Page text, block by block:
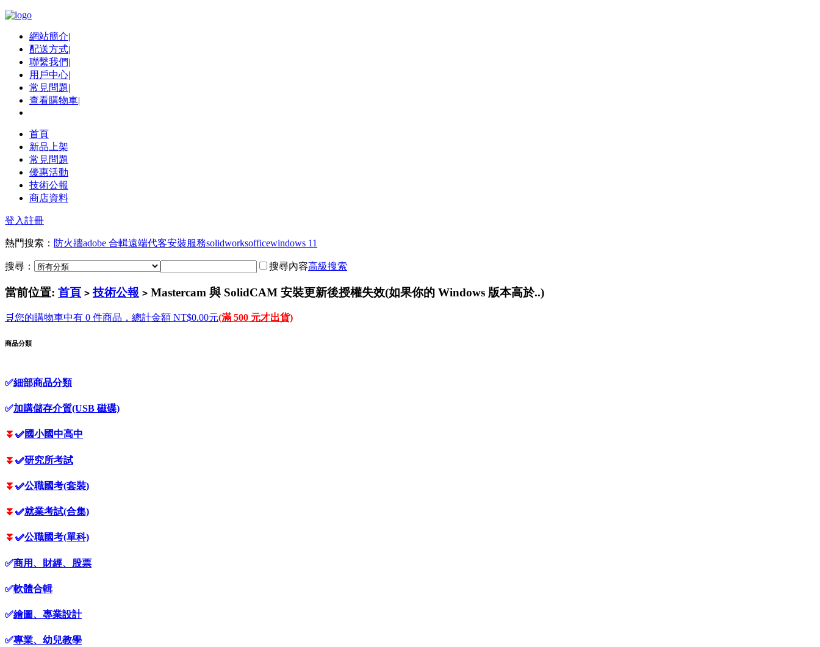
網站簡介|
配送方式|
聯繫我們|
用戶中心|
常見問題|
查看購物車|
首頁
新品上架
常見問題
優惠活動
技術公報
商店資料
登入註冊
熱門搜索： 防火牆adobe 合輯遠端代客安裝服務solidworksofficewindows 11
搜尋： 搜尋內容高級搜索
當前位置: 首頁 > 技術公報 > Mastercam 與 SolidCAM 安裝更新後授權失效(如果你的 Windows 版本高於..)
🛒您的購物車中有 0 件商品，總計金額 NT$0.00元(滿 500 元才出貨)
商品分類
✅細部商品分類
✅加購儲存介質(USB 磁碟)
⏬ ✅國小國中高中
⏬ ✅研究所考試
⏬ ✅公職國考(套裝)
⏬ ✅就業考試(合集)
⏬ ✅公職國考(單科)
✅商用、財經、股票
✅軟體合輯
✅繪圖、專業設計
✅專業、幼兒教學